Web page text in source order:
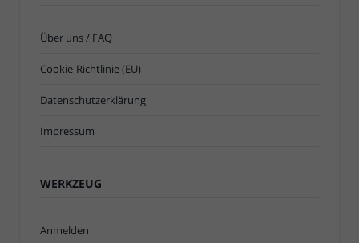
Über uns / FAQ
Cookie-Richtlinie (EU)
Datenschutzerklärung
Impressum
WERKZEUG
Anmelden